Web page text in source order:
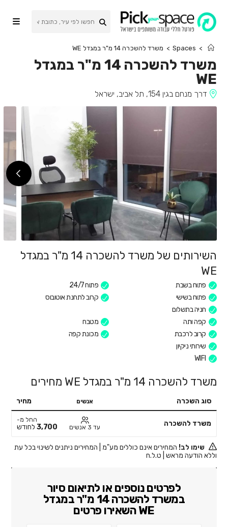
content
>
Spaces
> משרד להשכרה 14 מ"ר במגדל WE
משרד להשכרה 14 מ"ר במגדל
WE
דרך מנחם בגין 154, תל אביב, ישראל
השירותים של משרד להשכרה 14 מ"ר במגדל
WE
פתוח בשבת
פתוח 24/7
פתוח בשישי
קרוב לתחנת אוטובוס
חניה בתשלום
קפה ותה
מטבח
קרוב לרכבת
מכונת קפה
שירותי ניקיון
WIFI
משרד להשכרה 14 מ"ר במגדל WE מחירים
סוג השכרה אנשים מחיר
משרד להשכרה עד 3 אנשים
החל מ-
3,700 לחודש
שימו לב! המחירים אינם כוללים מע"מ | המחירים ניתנים לשינוי בכל עת
וללא הודעה מראש | ט.ל.ח
לפרטים נוספים או לתיאום סיור
ב
משרד להשכרה 14 מ"ר במגדל
WEהשאירו פרטים